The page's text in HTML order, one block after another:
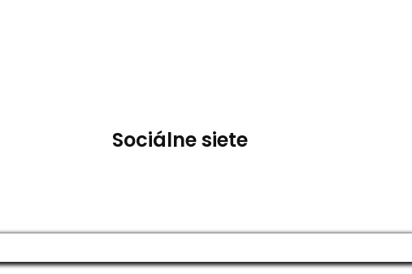
Sociálne siete